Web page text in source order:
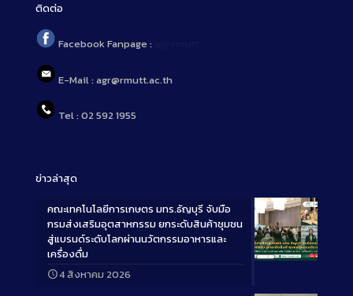
ติดต่อ
Facebook Fanpage :
E-Mail : agr@rmutt.ac.th
Tel : 02 592 1955
ข่าวล่าสุด
Long
คณะเทคโนโลยีการเกษตร มทร.ธัญบุรี จับมือ
กรมส่งเสริมอุตสาหกรรม ยกระดับสินค้าชุมชน
สู่แบรนด์ระดับโลกผ่านนวัตกรรมอาหารและ
เครื่องดื่ม
4 สิงหาคม 2026